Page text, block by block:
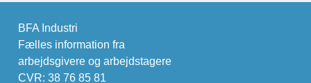
BFA Industri
Fælles information fra
arbejdsgivere og arbejdstagere
CVR: 38 76 85 81